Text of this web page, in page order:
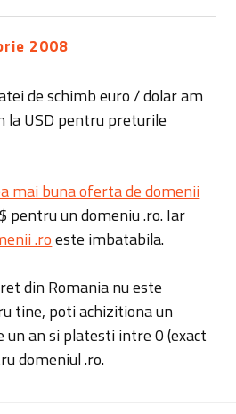
2008
de schimb euro / dolar am
la USD pentru preturile
mai buna oferta de domenii
pentru un domeniu .ro. Iar
.roeste imbatabila.
din Romania nu este
tine, poti achizitiona un
un an si platesti intre 0 (exact
domeniul .ro.